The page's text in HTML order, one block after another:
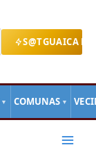
S@TGUAICA
▼ COMUNAS ▼
Main